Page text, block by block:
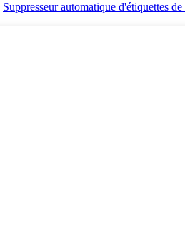
Suppresseur automatique d'étiquettes de